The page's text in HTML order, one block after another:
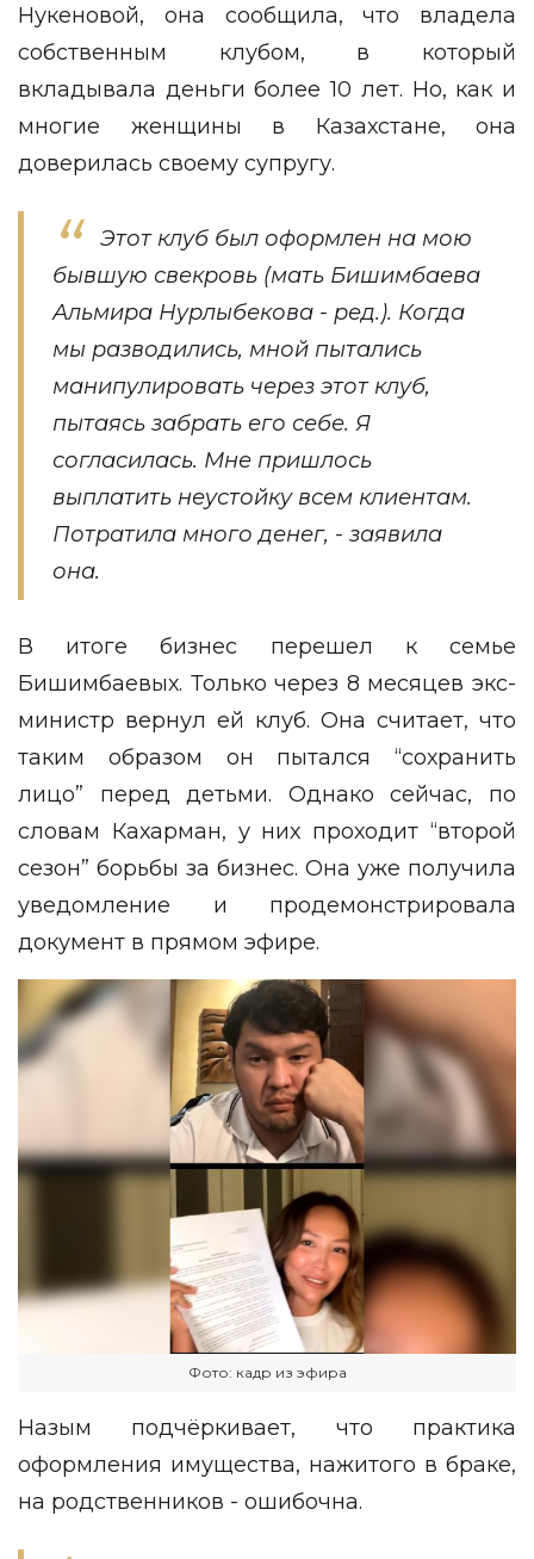
Нукеновой, она сообщила, что владела
собственным клубом, в который
вкладывала деньги более 10 лет. Но, как и
многие женщины в Казахстане, она
доверилась своему супругу.
Этот клуб был оформлен на мою
бывшую свекровь (мать Бишимбаева
Альмира Нурлыбекова - ред.). Когда
мы разводились, мной пытались
манипулировать через этот клуб,
пытаясь забрать его себе. Я
согласилась. Мне пришлось
выплатить неустойку всем клиентам.
Потратила много денег, - заявила
она.
В итоге бизнес перешел к семье
Бишимбаевых. Только через 8 месяцев экс-
министр вернул ей клуб. Она считает, что
таким образом он пытался “сохранить
лицо” перед детьми. Однако сейчас, по
словам Кахарман, у них проходит “второй
сезон” борьбы за бизнес. Она уже получила
уведомление и продемонстрировала
документ в прямом эфире.
Фото: кадр из эфира
Назым подчёркивает, что практика
оформления имущества, нажитого в браке,
на родственников - ошибочна.